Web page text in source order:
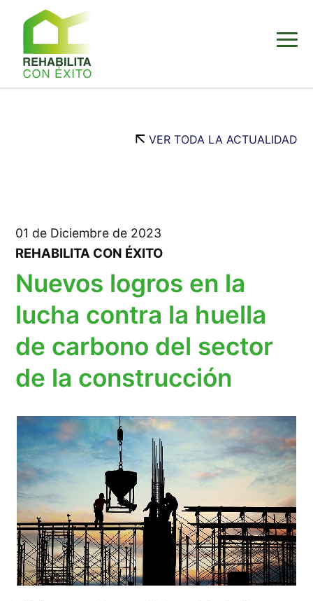
VER TODA LA ACTUALIDAD
01 de Diciembre de 2023
REHABILITA CON ÉXITO
Nuevos logros en la
lucha contra la huella
de carbono del sector
de la construcción